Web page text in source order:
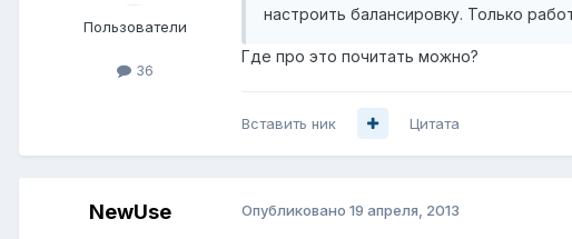
Пользователи
36
настроить балансировку. Только
Где про это почитать можно?
Вставить ник Цитата
NewUse Опубликовано 19 апреля, 2013